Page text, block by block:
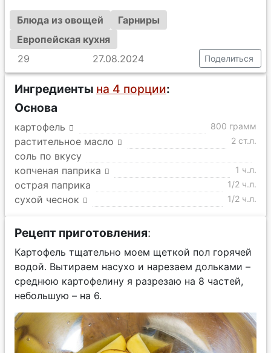
Блюда из овощей
Гарниры
Европейская кухня
29
27.08.2024 Поделиться
Ингредиенты на 4 порции:
Основа
картофель 800 грамм
растительное масло 2 ст.л.
соль по вкусу
копченая паприка
1 ч.л.
острая паприка 1/2 ч.л.
сухой чеснок 1/2 ч.л.
Рецепт приготовления:
Картофель тщательно моем щеткой пол горячей
водой. Вытираем насухо и нарезаем дольками –
среднюю картофелину я разрезаю на 8 частей,
небольшую – на 6.